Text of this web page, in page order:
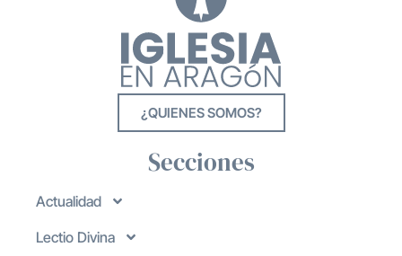
¿QUIENES SOMOS?
Secciones
Actualidad
Lectio Divina